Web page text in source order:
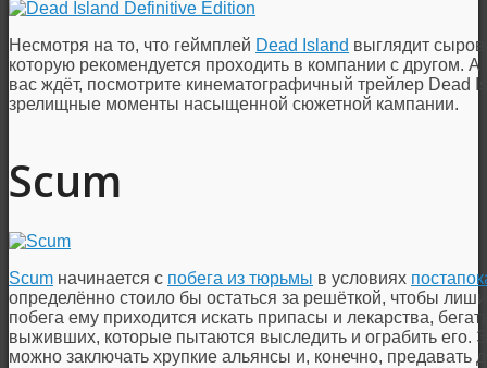
Несмотря на то, что геймплей Dead Island выглядит
которую рекомендуется проходить в компании с другом.
вас ждёт, посмотрите кинематографичный трейлер Dead
зрелищные моменты насыщенной сюжетной кампании.
Scum
Scum начинается с побега из тюрьмы в условиях
определённо стоило бы остаться за решёткой, чтобы
побега ему приходится искать припасы и лекарства,
выживших, которые пытаются выследить и ограбить его.
можно заключать хрупкие альянсы и, конечно, предавать